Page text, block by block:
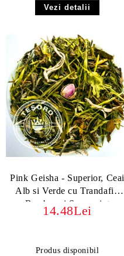
Vezi detalii
Pink Geisha - Superior, Ceai
Alb si Verde cu Trandafir,
Bambus și Spearmint
14.48Lei
Produs disponibil